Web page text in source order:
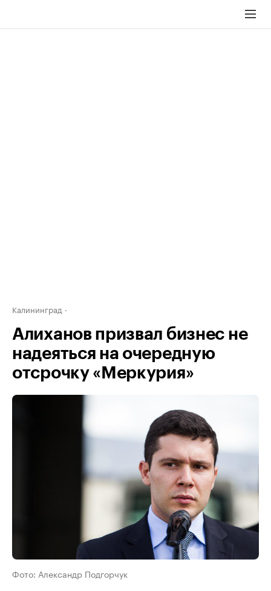
Калининград
Алиханов призвал бизнес не
надеяться на очередную
отсрочку «Меркурия»
Фото: Александр Подгорчук